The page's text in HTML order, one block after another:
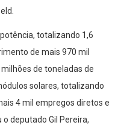
totalizando 1,6
de mais 970 mil
de toneladas de
solares, totalizando
4 mil empregos diretos e
deputado Gil Pereira,